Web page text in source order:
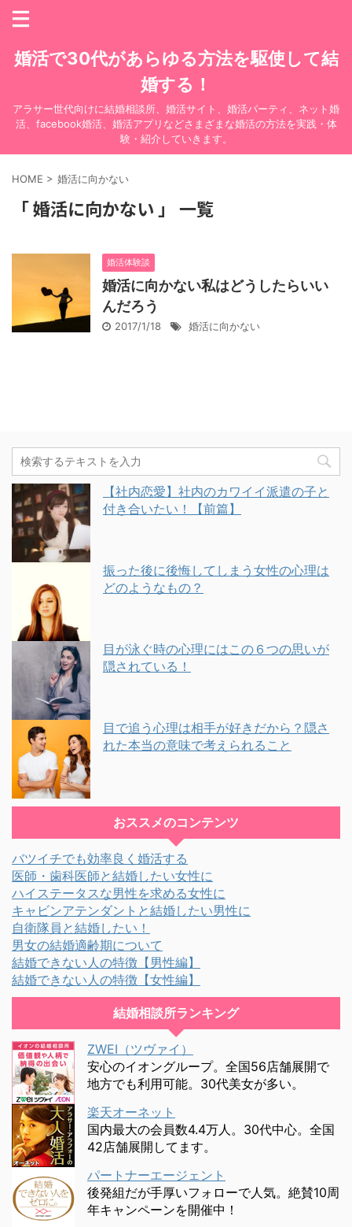
婚活で30代があらゆる方法を駆使して結
婚する！
アラサー世代向けに結婚相談所、婚活サイト、婚活パーティ、ネット婚
活、facebook婚活、婚活アプリなどさまざまな婚活の方法を実践・体
験・紹介していきます。
HOME > 婚活に向かない
「 婚活に向かない 」 一覧
婚活体験談
婚活に向かない私はどうしたらいい
んだろう
2017/1/18 婚活に向かない
【社内恋愛】社内のカワイイ派遣の子と
付き合いたい！【前篇】
振った後に後悔してしまう女性の心理は
どのようなもの？
目が泳ぐ時の心理にはこの６つの思いが
隠されている！
目で追う心理は相手が好きだから？隠さ
れた本当の意味で考えられること
おススメのコンテンツ
バツイチでも効率良く婚活する
医師・歯科医師と結婚したい女性に
ハイステータスな男性を求める女性に
キャビンアテンダントと結婚したい男性に
自衛隊員と結婚したい！
男女の結婚適齢期について
結婚できない人の特徴【男性編】
結婚できない人の特徴【女性編】
結婚相談所ランキング
ZWEI（ツヴァイ）
安心のイオングループ。全国56店舗展開で
地方でも利用可能。30代美女が多い。
楽天オーネット
国内最大の会員数4.4万人。30代中心。全国
42店舗展開してます。
パートナーエージェント
後発組だが手厚いフォローで人気。絶賛10周
年キャンペーンを開催中！